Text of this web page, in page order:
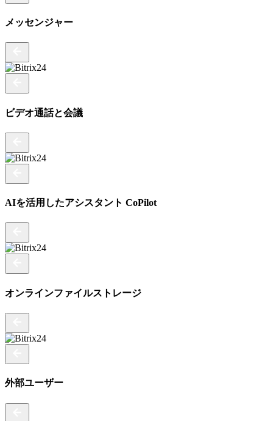
メッセンジャー
ビデオ通話と会議
AIを活用したアシスタント CoPilot
オンラインファイルストレージ
外部ユーザー